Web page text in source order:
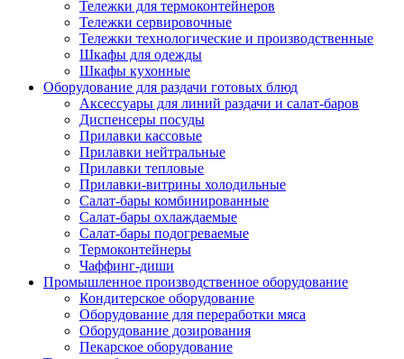
Тележки для термоконтейнеров
Тележки сервировочные
Тележки технологические и производственные
Шкафы для одежды
Шкафы кухонные
Оборудование для раздачи готовых блюд
Аксессуары для линий раздачи и салат-баров
Диспенсеры посуды
Прилавки кассовые
Прилавки нейтральные
Прилавки тепловые
Прилавки-витрины холодильные
Салат-бары комбинированные
Салат-бары охлаждаемые
Салат-бары подогреваемые
Термоконтейнеры
Чаффинг-диши
Промышленное производственное оборудование
Кондитерское оборудование
Оборудование для переработки мяса
Оборудование дозирования
Пекарское оборудование